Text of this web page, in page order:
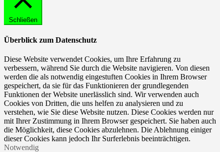
Schließen
Überblick zum Datenschutz
Diese Website verwendet Cookies, um Ihre Erfahrung zu
verbessern, während Sie durch die Website navigieren. Von diesen
werden die als notwendig eingestuften Cookies in Ihrem Browser
gespeichert, da sie für das Funktionieren der grundlegenden
Funktionen der Website unerlässlich sind. Wir verwenden auch
Cookies von Dritten, die uns helfen zu analysieren und zu
verstehen, wie Sie diese Website nutzen. Diese Cookies werden nur
mit Ihrer Zustimmung in Ihrem Browser gespeichert. Sie haben auch
die Möglichkeit, diese Cookies abzulehnen. Die Ablehnung einiger
dieser Cookies kann jedoch Ihr Surferlebnis beeinträchtigen.
Notwendig